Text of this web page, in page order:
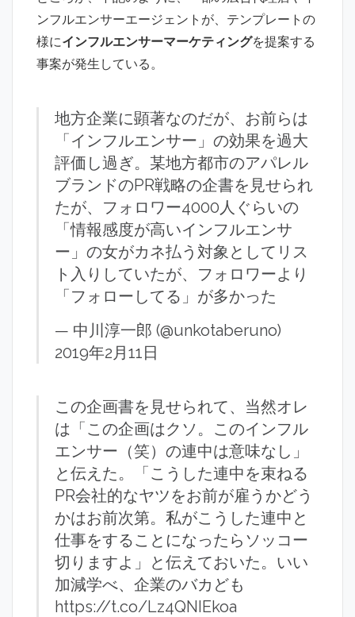
ンフルエンサーエージェントが、テンプレートの
様にインフルエンサーマーケティングを提案する
事案が発生している。
地方企業に顕著なのだが、お前らは
「インフルエンサー」の効果を過大
評価し過ぎ。某地方都市のアパレル
ブランドのPR戦略の企書を見せられ
たが、フォロワー4000人ぐらいの
「情報感度が高いインフルエンサ
ー」の女がカネ払う対象としてリス
ト入りしていたが、フォロワーより
「フォローしてる」が多かった
— 中川淳一郎 (@unkotaberuno)
2019年2月11日
この企画書を見せられて、当然オレ
は「この企画はクソ。このインフル
エンサー（笑）の連中は意味なし」
と伝えた。「こうした連中を束ねる
PR会社的なヤツをお前が雇うかどう
かはお前次第。私がこうした連中と
仕事をすることになったらソッコー
切りますよ」と伝えておいた。いい
加減学べ、企業のバカども
https://t.co/Lz4QNIEkoa